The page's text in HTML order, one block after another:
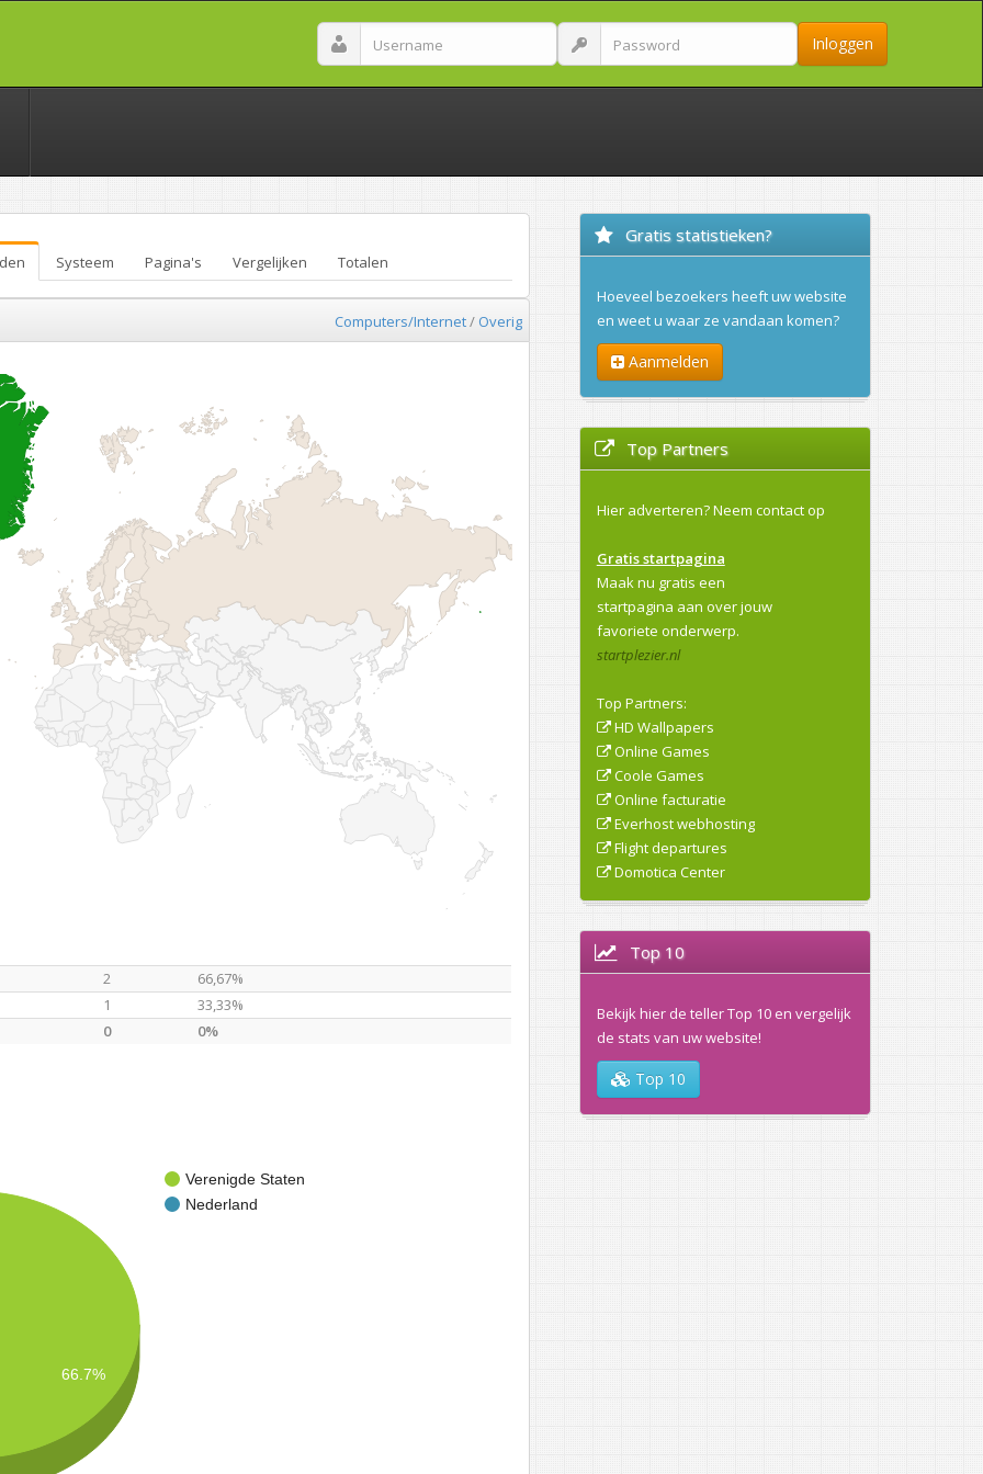
Inloggen
Systeem Pagina's Vergelijken Totalen
Computers/Internet/Overig
2
66,67%
1
33,33%
0 0%
Verenigde Staten
Nederland
66.7%
Gratis statistieken?
Hoeveel bezoekers heeft uw website
en weet u waar ze vandaan komen?
Aanmelden
Top Partners
Hier adverteren?Neem contact op
Gratis startpagina
Maak nu gratis een
startpagina aan over jouw
favoriete onderwerp.
startplezier.nl
Top Partners:
HD Wallpapers
Online Games
Coole Games
Online facturatie
Everhost webhosting
Flight departures
Domotica Center
Top 10
Bekijk hier de teller Top 10 en vergelijk
de stats van uw website!
Top 10